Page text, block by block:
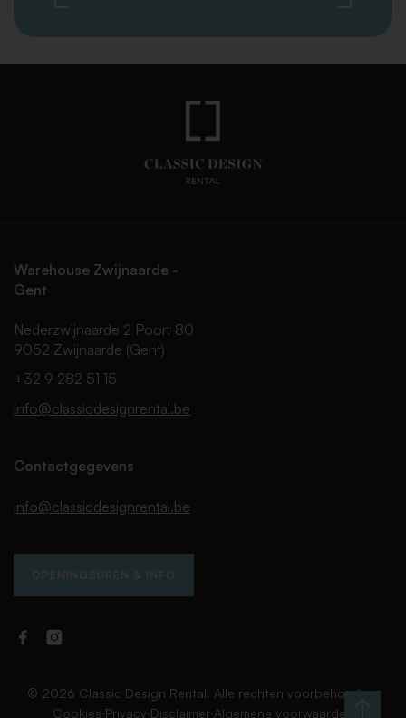
Warehouse Zwijnaarde -
Gent
Nederzwijnaarde 2 Poort 80
9052 Zwijnaarde (Gent)
+32 9 282 51 15
info@classicdesignrental.be
Contactgegevens
info@classicdesignrental.be
OPENINGSUREN & INFO
Facebook
Rental
Instagram
Rental
© 2026 Classic Design Rental. Alle rechten voorbehouden.
Cookies∙Privacy∙Disclaimer∙Algemene voorwaarden